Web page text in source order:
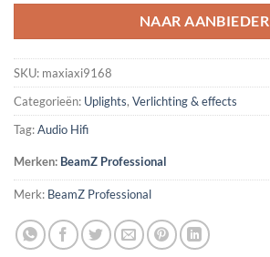
NAAR AANBIEDER
SKU: maxiaxi9168
Categorieën: Uplights, Verlichting & effects
Tag:Audio Hifi
Merken: BeamZ Professional
Merk: BeamZ Professional